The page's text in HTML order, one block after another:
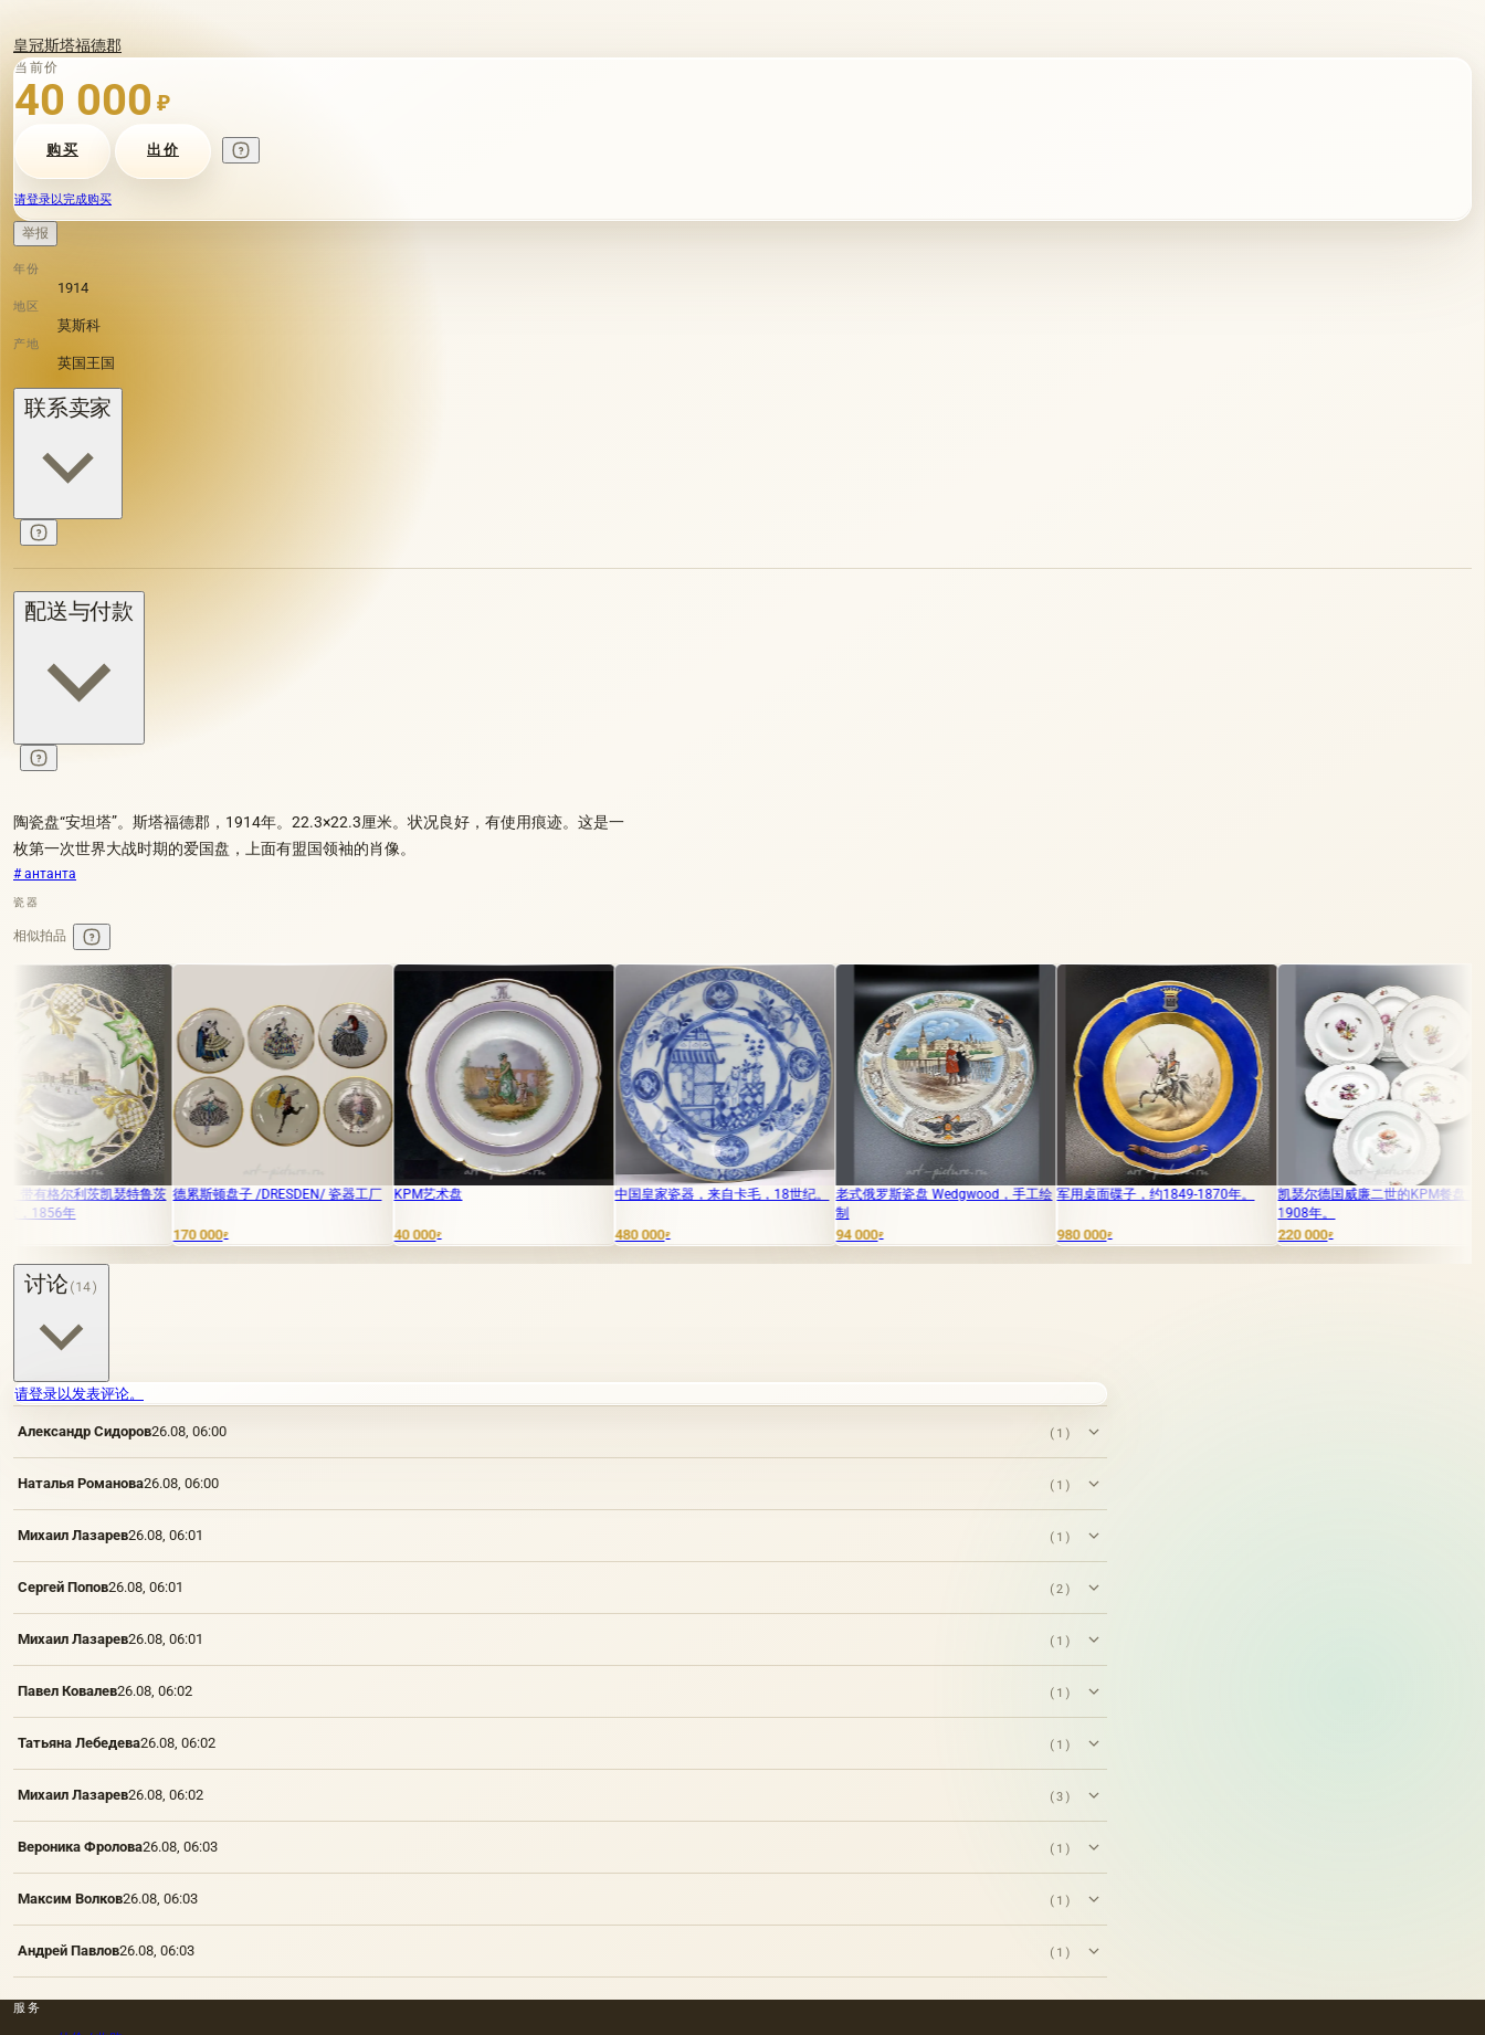
皇冠斯塔福德郡
当前价
40 000 ₽
购买 出价
请登录以完成购买
举报
年份
1914
地区
莫斯科
产地
英国王国
联系卖家
配送与付款
陶瓷盘“安坦塔”。斯塔福德郡，1914年。22.3×22.3厘米。状况良好，有使用痕迹。这是一
枚第一次世界大战时期的爱国盘，上面有盟国领袖的肖像。
# антанта
瓷器
相似拍品
鲁茨 德累斯顿盘子 /DRESDEN/ 瓷器工厂 KPM艺术盘 中国皇家瓷器，来自卡毛，18世纪。 老式俄罗斯瓷盘 Wedgwood，手工绘 军用桌面碟子，约1849-1870年。
凯瑟尔德国威廉二世的KPM餐盘，
盘子 马赛克
讨论(14)
请登录以发表评论。
Александр Сидоров26.08, 06:00 (1)
Наталья Романова26.08, 06:00 (1)
Михаил Лазарев26.08, 06:01 (1)
Сергей Попов26.08, 06:01 (2)
Михаил Лазарев26.08, 06:01 (1)
Павел Ковалев26.08, 06:02 (1)
Татьяна Лебедева26.08, 06:02 (1)
Михаил Лазарев26.08, 06:02 (3)
Вероника Фролова26.08, 06:03 (1)
Максим Волков26.08, 06:03 (1)
Андрей Павлов26.08, 06:03 (1)
服务